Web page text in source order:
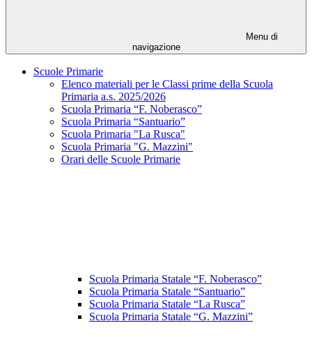
Menu di
navigazione
Scuole Primarie
Elenco materiali per le Classi prime della Scuola
Primaria a.s. 2025/2026
Scuola Primaria “F. Noberasco”
Scuola Primaria “Santuario”
Scuola Primaria "La Rusca"
Scuola Primaria "G. Mazzini"
Orari delle Scuole Primarie
Scuola Primaria Statale “F. Noberasco”
Scuola Primaria Statale “Santuario”
Scuola Primaria Statale “La Rusca”
Scuola Primaria Statale “G. Mazzini”